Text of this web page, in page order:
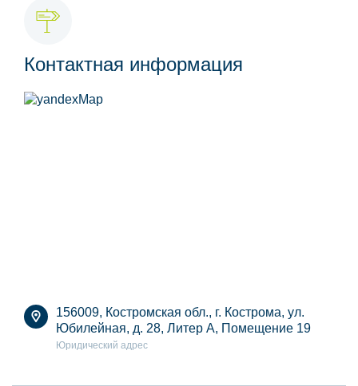
Контактная информация
156009, Костромская обл., г. Кострома, ул.
Юбилейная, д. 28, Литер А, Помещение 19
Юридический адрес